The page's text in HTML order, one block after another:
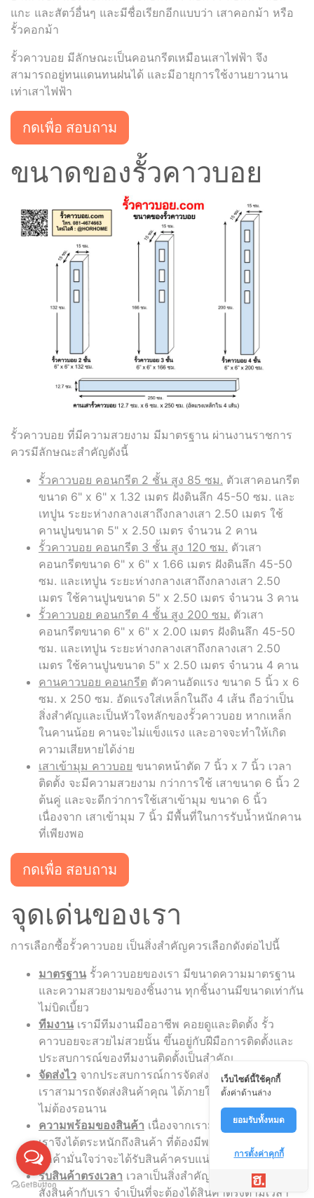
แกะ และสัตว์อื่นๆ และมีชื่อเรียกอีกแบบว่า เสาคอกม้า หรือ
รั้วคอกม้า
รั้วคาวบอย มีลักษณะเป็นคอนกรีตเหมือนเสาไฟฟ้า จึง
สามารถอยู่ทนแดนทนฝนได้ และมีอายุการใช้งานยาวนาน
เท่าเสาไฟฟ้า
กดเพื่อ สอบถาม
ขนาดของรั้วคาวบอย
รั้วคาวบอย ที่มีความสวยงาม มีมาตรฐาน ผ่านงานราชการ
ควรมีลักษณะสำคัญดังนี้
รั้วคาวบอย คอนกรีต 2 ชั้น สูง 85 ซม. ตัวเสาคอนกรีต
ขนาด 6" x 6" x 1.32 เมตร ฝังดินลึก 45-50 ซม. และ
เทปูน ระยะห่างกลางเสาถึงกลางเสา 2.50 เมตร ใช้
คานปูนขนาด 5" x 2.50 เมตร จำนวน 2 คาน
รั้วคาวบอย คอนกรีต 3 ชั้น สูง 120 ซม. ตัวเสา
คอนกรีตขนาด 6" x 6" x 1.66 เมตร ฝังดินลึก 45-50
ซม. และเทปูน ระยะห่างกลางเสาถึงกลางเสา 2.50
เมตร ใช้คานปูนขนาด 5" x 2.50 เมตร จำนวน 3 คาน
รั้วคาวบอย คอนกรีต 4 ชั้น สูง 200 ซม. ตัวเสา
คอนกรีตขนาด 6" x 6" x 2.00 เมตร ฝังดินลึก 45-50
ซม. และเทปูน ระยะห่างกลางเสาถึงกลางเสา 2.50
เมตร ใช้คานปูนขนาด 5" x 2.50 เมตร จำนวน 4 คาน
คานคาวบอย คอนกรีต ตัวคานอัดแรง ขนาด 5 นิ้ว x 6
ซม. x 250 ซม. อัดแรงใส่เหล็กในถึง 4 เส้น ถือว่าเป็น
สิ่งสำคัญและเป็นหัวใจหลักของรั้วคาวบอย หากเหล็ก
ในคานน้อย คานจะไม่แข็งแรง และอาจจะทำให้เกิด
ความเสียหายได้ง่าย
เสาเข้ามุม คาวบอย ขนาดหน้าตัด 7 นิ้ว x 7 นิ้ว เวลา
ติดตั้ง จะมีความสวยงาม กว่าการใช้ เสาขนาด 6 นิ้ว 2
ต้นคู่ และจะดีกว่าการใช้เสาเข้ามุม ขนาด 6 นิ้ว
เนื่องจาก เสาเข้ามุม 7 นิ้ว มีพื้นที่ในการรับน้ำหนักคาน
ที่เพียงพอ
กดเพื่อ สอบถาม
จุดเด่นของเรา
การเลือกซื้อรั้วคาวบอย เป็นสิ่งสำคัญควรเลือกดังต่อไปนี้
มาตรฐาน รั้วคาวบอยของเรา มีขนาดความมาตรฐาน
และความสวยงามของชิ้นงาน ทุกชิ้นงานมีขนาดเท่ากัน
ไม่บิดเบี้ยว
ทีมงาน เรามีทีมงานมืออาชีพ คอยดูและติดตั้ง รั้ว
คาวบอยจะสวยไม่สวยนั้น ขึ้นอยู่กับฝีมือการติดตั้งและ
ประสบการณ์ของทีมงานติดตั้งเป็นสำคัญ
จัดส่งไว จากประสบการณ์การจัดส่งของทีมงาน ทำให้
เราสามารถจัดส่งสินค้าคุณ ได้ภายใน 1-3 วัน เท่านั้น
ไม่ต้องรอนาน
ความพร้อมของสินค้า เนื่องจากเรามีลูกค้าจำนวนมาก
เราจึงได้ตระหนักถึงสินค้า ที่ต้องมีพร้อมจัดส่ง เพื่อให้
ลูกค้ามั่นใจว่าจะได้รับสินค้าครบแน่นอน
รับสินค้าตรงเวลา เวลาเป็นสิ่งสำคัญ หากลูกค้า ทำการ
สั่งสินค้ากับเรา จำเป็นที่จะต้องได้สินค้าตรงตามเวลา
เว็บไซต์นี้ใช้คุกกี้
ตั้งค่าด้านล่าง
ยอมรับทั้งหมด
การตั้งค่าคุกกี้